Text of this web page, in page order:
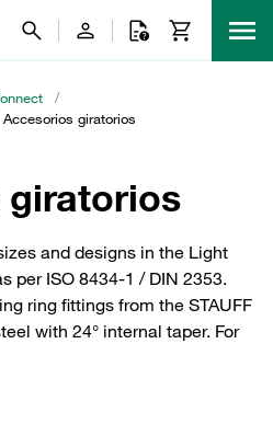
/
Accesorios giratorios
and designs in the Light
per ISO 8434-1 / DIN 2353.
ring fittings from the STAUFF
with 24° internal taper. For